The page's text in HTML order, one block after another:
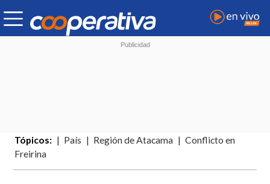
Tópicos: País Región de Atacama
Conflicto en
Freirina